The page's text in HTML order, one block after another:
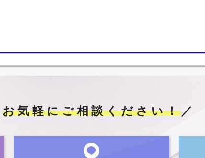
お気軽にご相談ください！／